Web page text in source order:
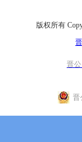
版权所有
晋公
晋